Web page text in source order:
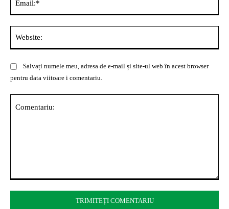
Salvați numele meu, adresa de e-mail și site-ul web în acest browser
pentru data viitoare i comentariu.